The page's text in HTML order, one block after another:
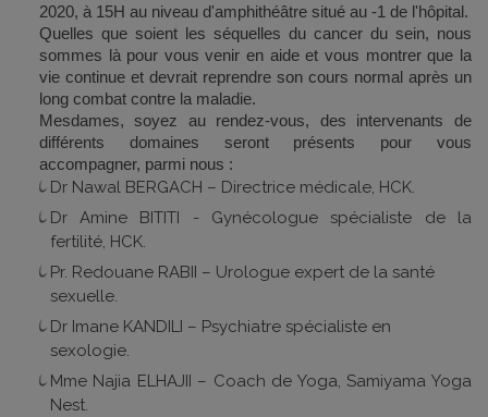
2020, à 15H au niveau d'amphithéâtre situé au -1 de l'hôpital.
Quelles que soient les séquelles du cancer du sein, nous
sommes là pour vous venir en aide et vous montrer que la
vie continue et devrait reprendre son cours normal après un
long combat contre la maladie.
Mesdames, soyez au rendez-vous, des intervenants de
différents domaines seront présents pour vous
accompagner, parmi nous :
Dr Nawal BERGACH – Directrice médicale, HCK.
Dr Amine BITITI - Gynécologue spécialiste de la
fertilité, HCK.
Pr. Redouane RABII – Urologue expert de la santé
sexuelle.
Dr Imane KANDILI – Psychiatre spécialiste en
sexologie.
Mme Najia ELHAJII – Coach de Yoga, Samiyama Yoga
Nest.